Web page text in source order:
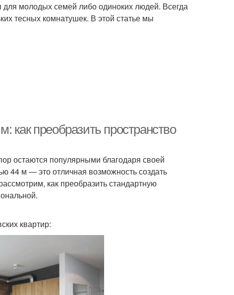
для молодых семей либо одиноких людей. Всегда
тесных комнатушек. В этой статье мы
как преобразить пространство
остаются популярными благодаря своей
44 м — это отличная возможность создать
как преобразить стандартную
квартир: